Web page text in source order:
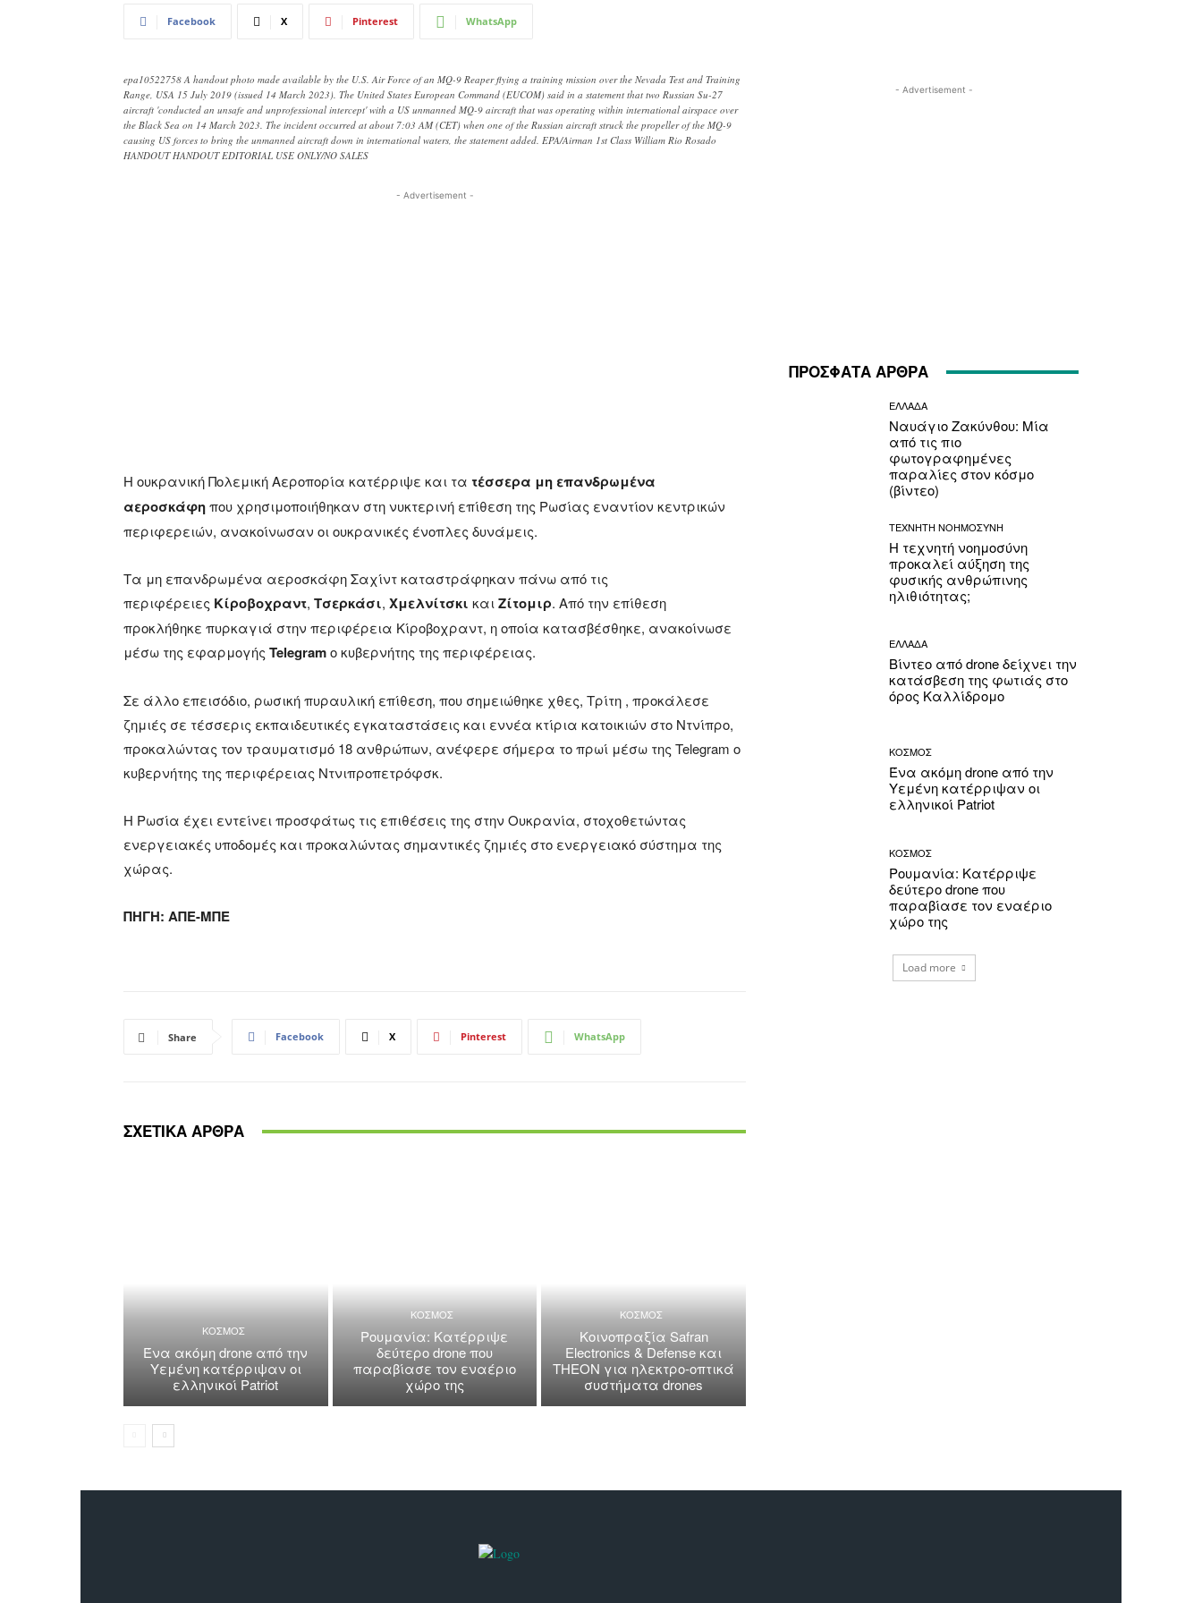
Facebook X Pinterest WhatsApp
epa10522758 A handout photo made available by the U.S. Air Force of an MQ-9 Reaper flying a training mission over the Nevada Test and Training
Range, USA 15 July 2019 (issued 14 March 2023). The United States European Command (EUCOM) said in a statement that two Russian Su-27
aircraft 'conducted an unsafe and unprofessional intercept' with a US unmanned MQ-9 aircraft that was operating within international airspace over
the Black Sea on 14 March 2023. The incident occurred at about 7:03 AM (CET) when one of the Russian aircraft struck the propeller of the MQ-9
causing US forces to bring the unmanned aircraft down in international waters, the statement added. EPA/Airman 1st Class William Rio Rosado
HANDOUT HANDOUT EDITORIAL USE ONLY/NO SALES
- Advertisement -
Η ουκρανική Πολεμική Αεροπορία κατέρριψε και τα τέσσερα μη επανδρωμένα
αεροσκάφηπου χρησιμοποιήθηκαν στη νυκτερινή επίθεση της Ρωσίας εναντίον κεντρικών
περιφερειών, ανακοίνωσαν οι ουκρανικές ένοπλες δυνάμεις.
Τα μη επανδρωμένα αεροσκάφη Σαχίντ καταστράφηκαν πάνω από τις
περιφέρειες Κίροβοχραντ, Τσερκάσι, Χμελνίτσκι και Ζίτομιρ. Από την επίθεση
προκλήθηκε πυρκαγιά στην περιφέρεια Κίροβοχραντ, η οποία κατασβέσθηκε, ανακοίνωσε
μέσω της εφαρμογής Telegramο κυβερνήτης της περιφέρειας.
Σε άλλο επεισόδιο, ρωσική πυραυλική επίθεση, που σημειώθηκε χθες, Τρίτη , προκάλεσε
ζημιές σε τέσσερις εκπαιδευτικές εγκαταστάσεις και εννέα κτίρια κατοικιών στο Ντνίπρο,
προκαλώντας τον τραυματισμό 18 ανθρώπων, ανέφερε σήμερα το πρωί μέσω της Telegram ο
κυβερνήτης της περιφέρειας Ντνιπροπετρόφσκ.
Η Ρωσία έχει εντείνει προσφάτως τις επιθέσεις της στην Ουκρανία, στοχοθετώντας
ενεργειακές υποδομές και προκαλώντας σημαντικές ζημιές στο ενεργειακό σύστημα της
χώρας.
ΠΗΓΗ: ΑΠΕ-ΜΠΕ
Share Facebook X Pinterest WhatsApp
ΣΧΕΤΙΚΑ ΑΡΘΡΑ
ΚΟΣΜΟΣ
Ένα ακόμη drone από την
Υεμένη κατέρριψαν οι
ελληνικοί Patriot
ΚΟΣΜΟΣ
Ρουμανία: Κατέρριψε
δεύτερο drone που
παραβίασε τον εναέριο
χώρο της
ΚΟΣΜΟΣ
Κοινοπραξία Safran
Electronics & Defense και
THEON για ηλεκτρο-οπτικά
συστήματα drones
- Advertisement -
ΠΡΟΣΦΑΤΑ ΑΡΘΡΑ
ΕΛΛΑΔΑ
Ναυάγιο Ζακύνθου: Μία
από τις πιο
φωτογραφημένες
παραλίες στον κόσμο
(βίντεο)
ΤΕΧΝΗΤΗ ΝΟΗΜΟΣΥΝΗ
Η τεχνητή νοημοσύνη
προκαλεί αύξηση της
φυσικής ανθρώπινης
ηλιθιότητας;
ΕΛΛΑΔΑ
Βίντεο από drone δείχνει την
κατάσβεση της φωτιάς στο
όρος Καλλίδρομο
ΚΟΣΜΟΣ
Ένα ακόμη drone από την
Υεμένη κατέρριψαν οι
ελληνικοί Patriot
ΚΟΣΜΟΣ
Ρουμανία: Κατέρριψε
δεύτερο drone που
παραβίασε τον εναέριο
χώρο της
Load more